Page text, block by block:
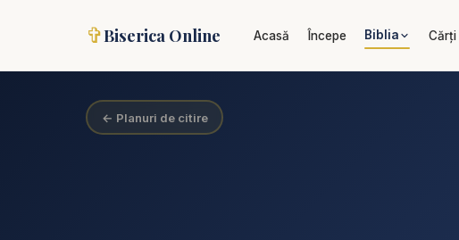
✞Biserica Online Acasă Începe Biblia Cărți
← Planuri de citire